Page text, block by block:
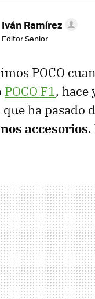
Iván Ramírez
Editor Senior
POCO
POCO F1, hace
que ha
accesorios.